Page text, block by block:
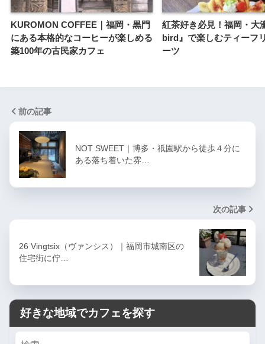
KUROMON COFFEE｜福岡・黒門
にある本格的なコーヒーが楽しめる
築100年の古民家カフェ
紅茶好き必見！福岡・大
bird』で楽しむティーフ
ーツ
前の記事
NOT SWEET｜博多・祇園駅から徒歩４分に
ある落ち着いた雰…
次の記事
26 Vingtsix（ヴァンシス）｜福岡市城南区の
住宅街に佇…
好きな地域でカフェを探す